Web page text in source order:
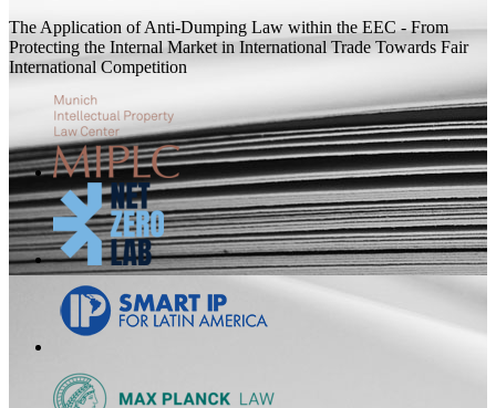
The Application of Anti-Dumping Law within the EEC - From
Protecting the Internal Market in International Trade Towards Fair
International Competition